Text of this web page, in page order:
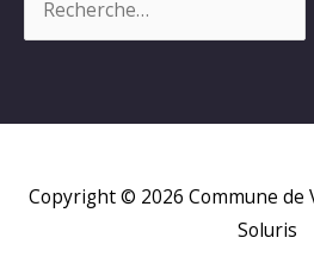
Copyright © 2026 Commune de
Soluris